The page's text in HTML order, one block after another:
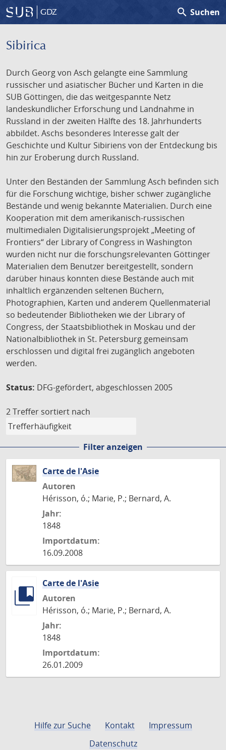
GDZ search Suchen
Sibirica
Durch Georg von Asch gelangte eine Sammlung
russischer und asiatischer Bücher und Karten in die
SUB Göttingen, die das weitgespannte Netz
landeskundlicher Erforschung und Landnahme in
Russland in der zweiten Hälfte des 18. Jahrhunderts
abbildet. Aschs besonderes Interesse galt der
Geschichte und Kultur Sibiriens von der Entdeckung bis
hin zur Eroberung durch Russland.
Unter den Beständen der Sammlung Asch befinden sich
für die Forschung wichtige, bisher schwer zugängliche
Bestände und wenig bekannte Materialien. Durch eine
Kooperation mit dem amerikanisch-russischen
multimedialen Digitalisierungsprojekt „Meeting of
Frontiers“ der Library of Congress in Washington
wurden nicht nur die forschungsrelevanten Göttinger
Materialien dem Benutzer bereitgestellt, sondern
darüber hinaus konnten diese Bestände auch mit
inhaltlich ergänzenden seltenen Büchern,
Photographien, Karten und anderem Quellenmaterial
so bedeutender Bibliotheken wie der Library of
Congress, der Staatsbibliothek in Moskau und der
Nationalbibliothek in St. Petersburg gemeinsam
erschlossen und digital frei zugänglich angeboten
werden.
Status: DFG-gefördert, abgeschlossen 2005
2 Treffer sortiert nach
Filter anzeigen
Carte de l'Asie
Autoren
Hérisson, ó.; Marie, P.; Bernard, A.
Jahr:
1848
Importdatum:
16.09.2008
Carte de l'Asie
Autoren
Hérisson, ó.; Marie, P.; Bernard, A.
Jahr:
1848
Importdatum:
26.01.2009
Hilfe zur Suche Kontakt
Impressum
Datenschutz